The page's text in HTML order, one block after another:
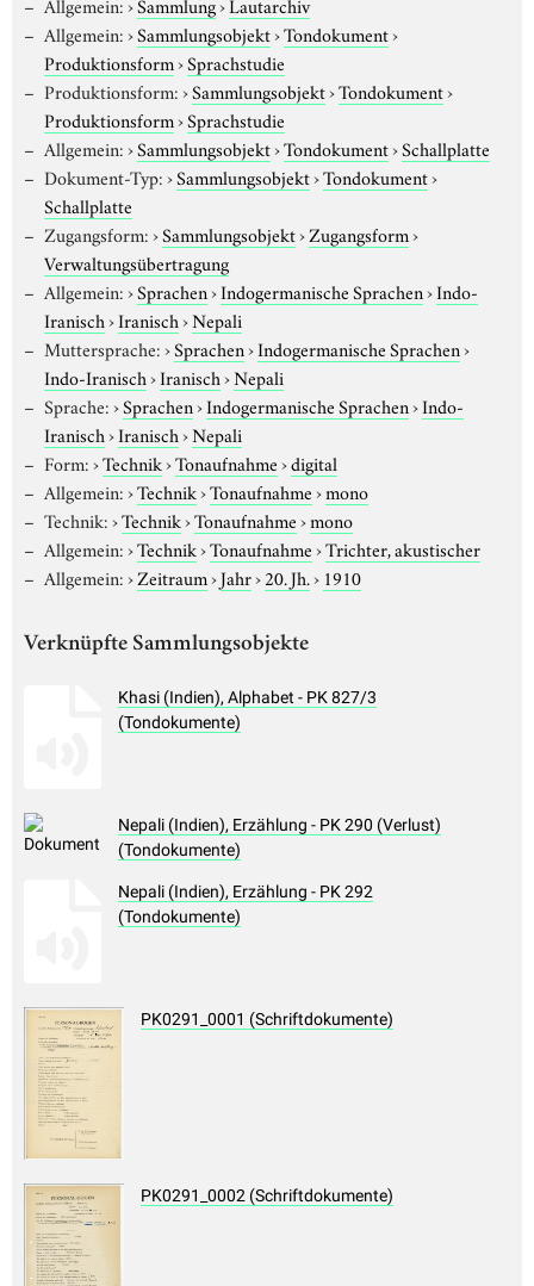
Allgemein:›Sammlungsobjekt›Tondokument›
Produktionsform›Sprachstudie
Produktionsform:›Sammlungsobjekt›Tondokument›
Produktionsform›Sprachstudie
Allgemein:›Sammlungsobjekt›Tondokument›Schallplatte
Dokument-Typ:›Sammlungsobjekt›Tondokument›
Schallplatte
Zugangsform:›Sammlungsobjekt›Zugangsform›
Verwaltungsübertragung
Allgemein:›Sprachen›Indogermanische Sprachen›Indo-
Iranisch›Iranisch›Nepali
Muttersprache:›Sprachen›Indogermanische Sprachen›
Indo-Iranisch›Iranisch›Nepali
Sprache:›Sprachen›Indogermanische Sprachen›Indo-
Iranisch›Iranisch›Nepali
Form:›Technik›Tonaufnahme›digital
Allgemein:›Technik›Tonaufnahme›mono
Technik:›Technik›Tonaufnahme›mono
Allgemein:›Technik›Tonaufnahme›Trichter, akustischer
Allgemein:›Zeitraum›Jahr›20. Jh.› 1910
Verknüpfte Sammlungsobjekte
Khasi (Indien), Alphabet - PK 827/3
(Tondokumente)
Nepali (Indien), Erzählung - PK 290 (Verlust)
(Tondokumente)
Nepali (Indien), Erzählung - PK 292
(Tondokumente)
PK0291_0001 (Schriftdokumente)
PK0291_0002 (Schriftdokumente)